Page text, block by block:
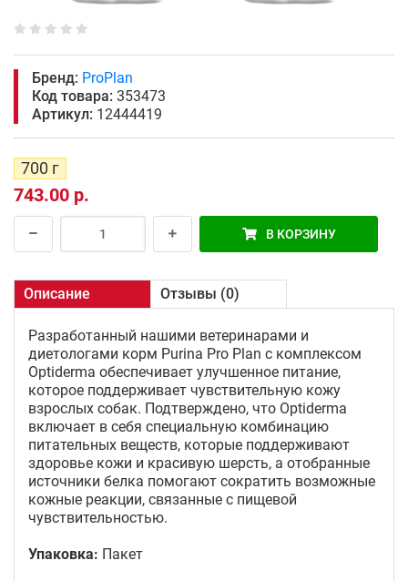
Бренд: ProPlan
Код товара: 353473
Артикул: 12444419
700 г
743.00 р.
В КОРЗИНУ
Описание Отзывы (0)
Разработанный нашими ветеринарами и
диетологами корм Purina Pro Plan с комплексом
Optiderma обеспечивает улучшенное питание,
которое поддерживает чувствительную кожу
взрослых собак. Подтверждено, что Optiderma
включает в себя специальную комбинацию
питательных веществ, которые поддерживают
здоровье кожи и красивую шерсть, а отобранные
источники белка помогают сократить возможные
кожные реакции, связанные с пищевой
чувствительностью.
Упаковка: Пакет